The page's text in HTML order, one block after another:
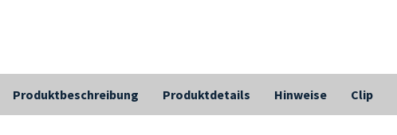
Produktbeschreibung Produktdetails Hinweise Clip